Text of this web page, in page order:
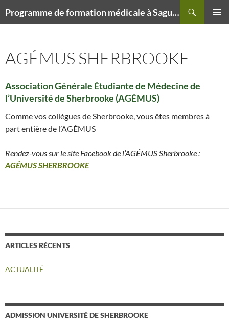
Programme de formation médicale à Saguenay (PFMS) – Doctorat en médecine – Campus délocalisé de Sherbrooke
AGÉMUS SHERBROOKE
Association Générale Étudiante de Médecine de
l’Université de Sherbrooke (AGÉMUS)
Comme vos collègues de Sherbrooke, vous êtes membres à
part entière de l’AGÉMUS
Rendez-vous sur le site Facebook de l’AGÉMUS Sherbrooke :
AGÉMUS SHERBROOKE
ARTICLES RÉCENTS
ACTUALITÉ
ADMISSION UNIVERSITÉ DE SHERBROOKE